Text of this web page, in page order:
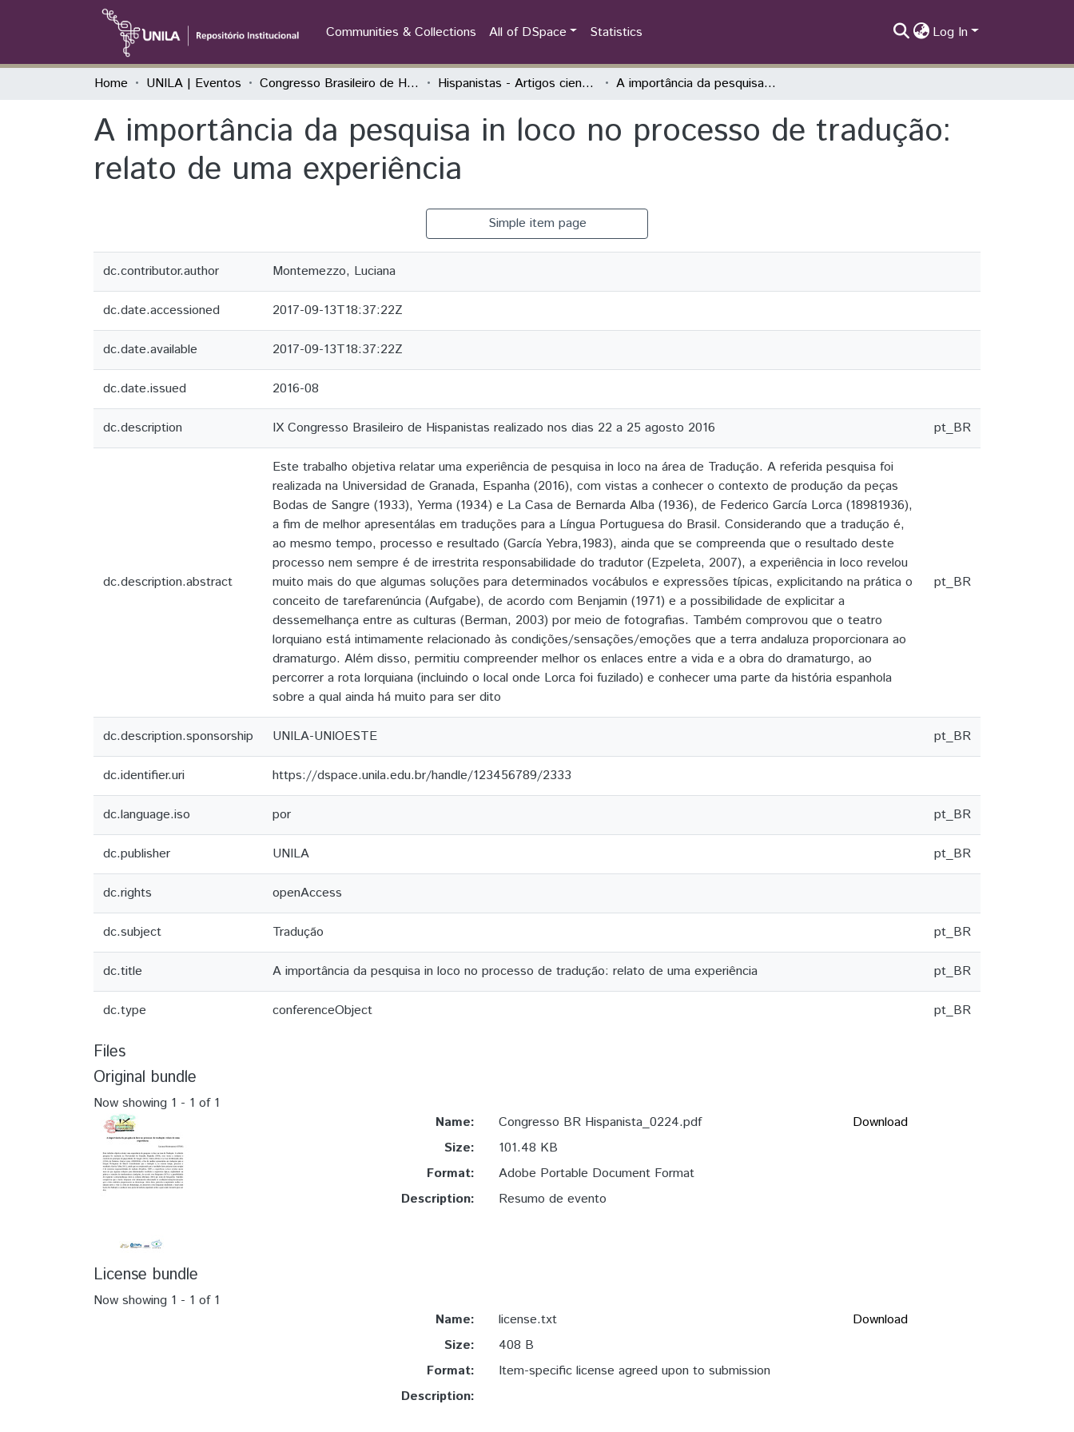
Communities & Collections All of DSpace Statistics Log In
Home UNILA | Eventos Congresso Brasileiro de Hispanistas Hispanistas - Artigos científicos A importância da pesquisa in loco no processo de tradução: relato de uma experiência
A importância da pesquisa in loco no processo de tradução:
relato de uma experiência
Simple item page
dc.contributor.author Montemezzo, Luciana
dc.date.accessioned 2017-09-13T18:37:22Z
dc.date.available 2017-09-13T18:37:22Z
dc.date.issued 2016-08
dc.description IX Congresso Brasileiro de Hispanistas realizado nos dias 22 a 25 agosto 2016 pt_BR
dc.description.abstract
Este trabalho objetiva relatar uma experiência de pesquisa in loco na área de Tradução. A referida pesquisa foi
realizada na Universidad de Granada, Espanha (2016), com vistas a conhecer o contexto de produção da peças
Bodas de Sangre (1933), Yerma (1934) e La Casa de Bernarda Alba (1936), de Federico García Lorca (18981936),
a fim de melhor apresentálas em traduções para a Língua Portuguesa do Brasil. Considerando que a tradução é,
ao mesmo tempo, processo e resultado (García Yebra,1983), ainda que se compreenda que o resultado deste
processo nem sempre é de irrestrita responsabilidade do tradutor (Ezpeleta, 2007), a experiência in loco revelou
muito mais do que algumas soluções para determinados vocábulos e expressões típicas, explicitando na prática o
conceito de tarefarenúncia (Aufgabe), de acordo com Benjamin (1971) e a possibilidade de explicitar a
dessemelhança entre as culturas (Berman, 2003) por meio de fotografias. Também comprovou que o teatro
lorquiano está intimamente relacionado às condições/sensações/emoções que a terra andaluza proporcionara ao
dramaturgo. Além disso, permitiu compreender melhor os enlaces entre a vida e a obra do dramaturgo, ao
percorrer a rota lorquiana (incluindo o local onde Lorca foi fuzilado) e conhecer uma parte da história espanhola
sobre a qual ainda há muito para ser dito
pt_BR
dc.description.sponsorship UNILA­-UNIOESTE pt_BR
dc.identifier.uri https://dspace.unila.edu.br/handle/123456789/2333
dc.language.iso por pt_BR
dc.publisher UNILA pt_BR
dc.rights openAccess
dc.subject Tradução pt_BR
dc.title A importância da pesquisa in loco no processo de tradução: relato de uma experiência pt_BR
dc.type conferenceObject pt_BR
Files
Original bundle
Now showing 1 - 1 of 1
Name:
Congresso BR Hispanista_0224.pdf
Size:
101.48 KB
Format:
Adobe Portable Document Format
Description:
Resumo de evento
Download
License bundle
Now showing 1 - 1 of 1
Name:
license.txt
Size:
408 B
Format:
Item-specific license agreed upon to submission
Description:
Download